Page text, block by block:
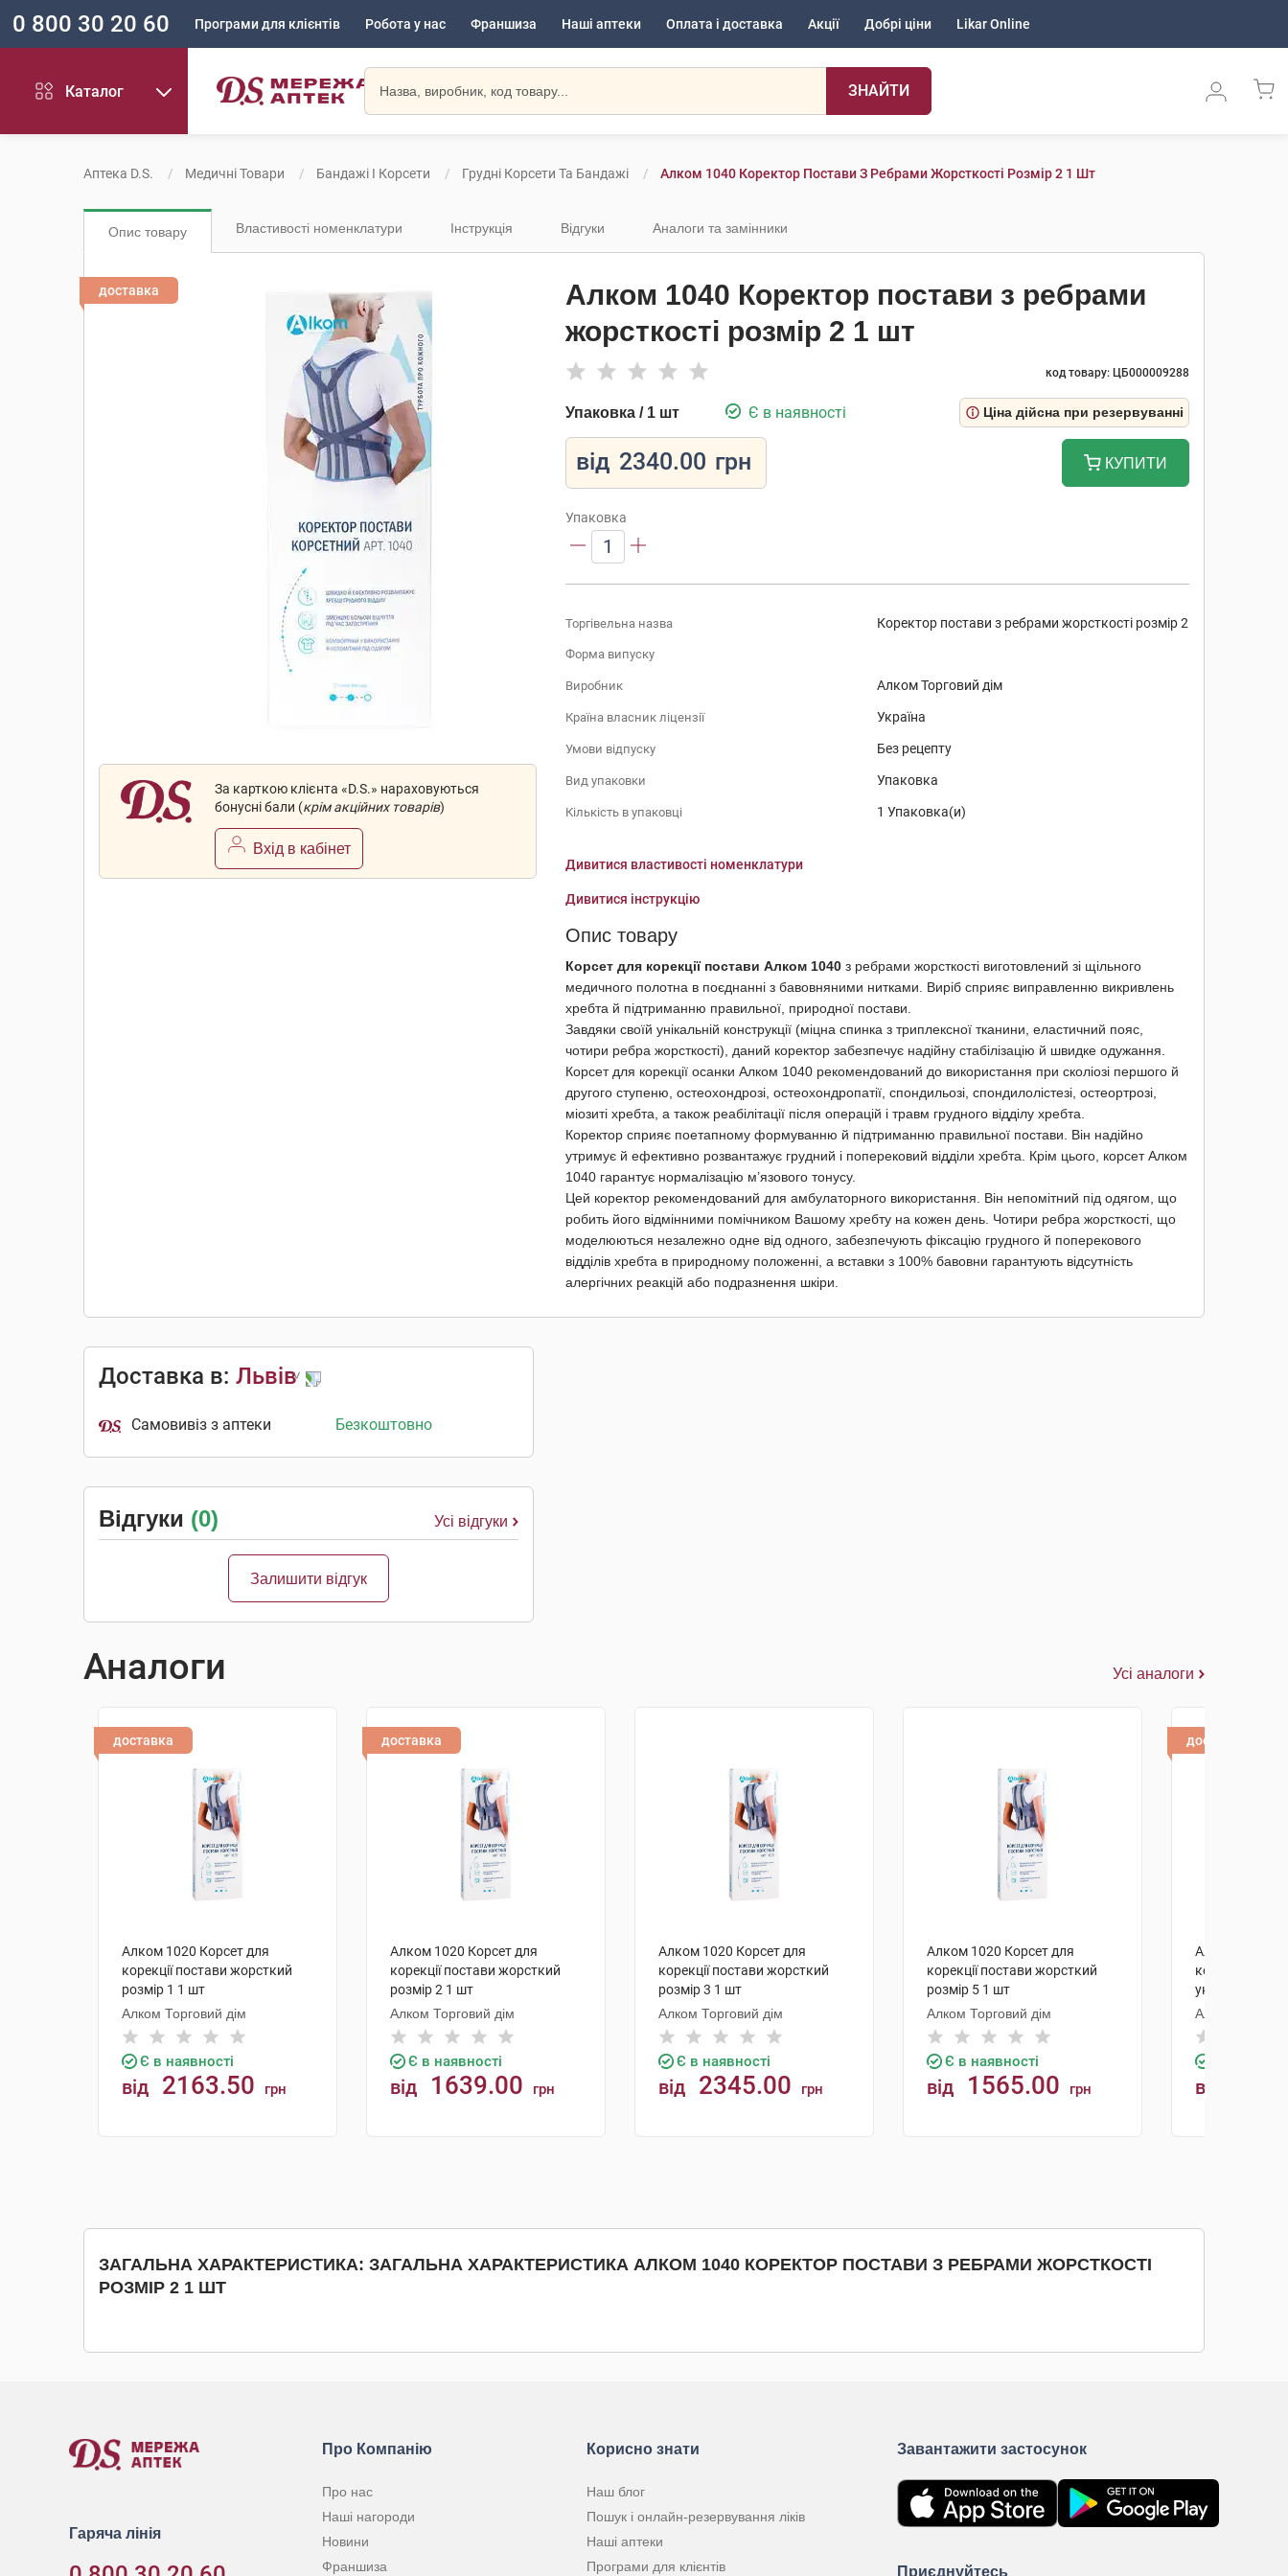
0 800 30 20 60 Програми для клієнтів Робота у нас Франшиза Наші аптеки Оплата і доставка Акції Добрі ціни Likar Online
Каталог ЗНАЙТИ
Аптека D.S. Медичні Товари Бандажі І Корсети Грудні Корсети Та Бандажі Алком 1040 Коректор Постави З Ребрами Жорсткості Розмір 2 1 Шт
Опис товару Властивості номенклатури Інструкція Відгуки Аналоги та замінники
доставка
За карткою клієнта «D.S.» нараховуються
бонусні бали (крім акційних товарів)
Вхід в кабінет
Алком 1040 Коректор постави з ребрами
жорсткості розмір 2 1 шт
код товару: ЦБ000009288
Упаковка / 1 шт Є в наявності Ціна дійсна при резервуванні
від 2340.00 грн КУПИТИ
Упаковка
1
Торгівельна назва Коректор постави з ребрами жорсткості розмір 2
Форма випуску
Виробник Алком Торговий дім
Країна власник ліцензії Україна
Умови відпуску Без рецепту
Вид упаковки Упаковка
Кількість в упаковці 1 Упаковка(и)
Дивитися властивості номенклатури
Дивитися інструкцію
Опис товару
Корсет для корекції постави Алком 1040з ребрами жорсткості виготовлений зі щільного
медичного полотна в поєднанні з бавовняними нитками. Виріб сприяє виправленню викривлень
хребта й підтриманню правильної, природної постави.
Завдяки своїй унікальній конструкції (міцна спинка з триплексної тканини, еластичний пояс,
чотири ребра жорсткості), даний коректор забезпечує надійну стабілізацію й швидке одужання.
Корсет для корекції осанки Алком 1040 рекомендований до використання при сколіозі першого й
другого ступеню, остеохондрозі, остеохондропатії, спондильозі, спондилолістезі, остеортрозі,
міозиті хребта, а також реабілітації після операцій і травм грудного відділу хребта.
Коректор сприяє поетапному формуванню й підтриманню правильної постави. Він надійно
утримує й ефективно розвантажує грудний і поперековий відділи хребта. Крім цього, корсет Алком
1040 гарантує нормалізацію м’язового тонусу.
Цей коректор рекомендований для амбулаторного використання. Він непомітний під одягом, що
робить його відмінними помічником Вашому хребту на кожен день. Чотири ребра жорсткості, що
моделюються незалежно одне від одного, забезпечують фіксацію грудного й поперекового
відділів хребта в природному положенні, а вставки з 100% бавовни гарантують відсутність
алергічних реакцій або подразнення шкіри.
Доставка в: Львів
Самовивіз з аптеки Безкоштовно
Відгуки (0) Усі відгуки
Залишити відгук
Аналоги Усі аналоги
доставка
Алком 1020 Корсет для
корекції постави жорсткий
розмір 1 1 шт
Алком Торговий дім
Є в наявності
від 2163.50 грн
доставка
Алком 1020 Корсет для
корекції постави жорсткий
розмір 2 1 шт
Алком Торговий дім
Є в наявності
від 1639.00 грн
Алком 1020 Корсет для
корекції постави жорсткий
розмір 3 1 шт
Алком Торговий дім
Є в наявності
від 2345.00 грн
Алком 1020 Корсет для
корекції постави жорсткий
розмір 5 1 шт
Алком Торговий дім
Є в наявності
від 1565.00 грн
доставка
Алком 1021
корекції
Алком
від
ЗАГАЛЬНА ХАРАКТЕРИСТИКА: ЗАГАЛЬНА ХАРАКТЕРИСТИКА АЛКОМ 1040 КОРЕКТОР ПОСТАВИ З РЕБРАМИ ЖОРСТКОСТІ
РОЗМІР 2 1 ШТ
Гаряча лінія
Про Компанію
Про нас
Наші нагороди
Новини
Франшиза
Корисно знати
Наш блог
Пошук і онлайн-резервування ліків
Наші аптеки
Програми для клієнтів
Завантажити застосунок
Приєднуйтесь